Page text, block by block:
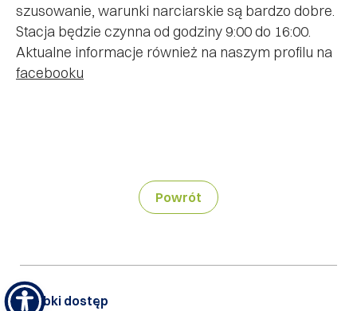
szusowanie, warunki narciarskie są bardzo dobre.
Stacja będzie czynna od godziny 9:00 do 16:00.
Aktualne informacje również na naszym profilu na
facebooku
Powrót
Szybki dostęp​